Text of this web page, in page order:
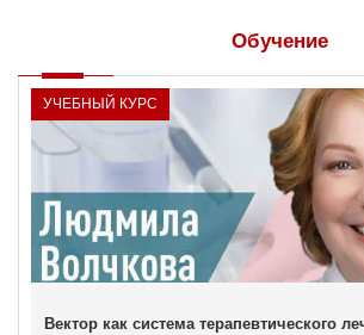
Обучение
УЧЕБНЫЙ КУРС
Вектор как система терапевтического